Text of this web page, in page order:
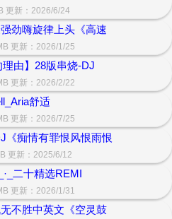
更新：2026/6/24
劲嗨旋律上头《高速
更新：2026/1/25
由】28版串烧-DJ
更新：2026/2/22
舒适
更新：2026/7/25
《痴情有罪恨风恨雨恨
更新：2025/6/12
二十精选REMI
更新：2026/1/31
不胜中英文《空灵鼓